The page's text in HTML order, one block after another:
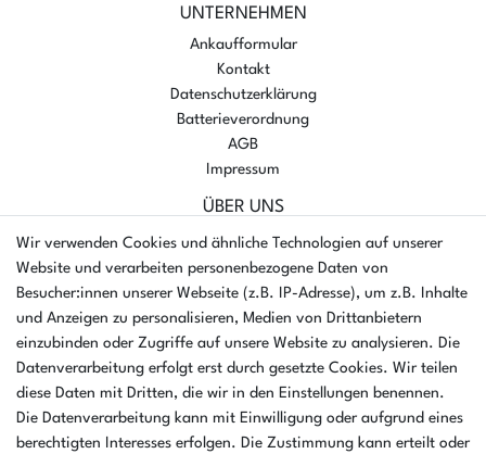
UNTERNEHMEN
Ankaufformular
Kontakt
Datenschutzerklärung
Batterieverordnung
AGB
Impressum
ÜBER UNS
AMIKON GMBH
Einsteinstr. 8a
46325 Borken
Deutschland
Öffnungszeiten Montag - Donnerstag
07:30 - 16:00 Uhr
Öffnungszeiten Freitag
07:30 - 15:00 Uhr
Wir verwenden Cookies und ähnliche Technologien auf unserer
Website und verarbeiten personenbezogene Daten von
Besucher:innen unserer Webseite (z.B. IP-Adresse), um z.B. Inhalte
und Anzeigen zu personalisieren, Medien von Drittanbietern
einzubinden oder Zugriffe auf unsere Website zu analysieren. Die
Datenverarbeitung erfolgt erst durch gesetzte Cookies. Wir teilen
diese Daten mit Dritten, die wir in den Einstellungen benennen.
Die Datenverarbeitung kann mit Einwilligung oder aufgrund eines
berechtigten Interesses erfolgen. Die Zustimmung kann erteilt oder